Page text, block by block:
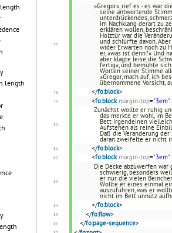
»Gregor«, rief es - es war
seine antwortende
unterdrückendes,
im Nachklang derart zu
erklären wollen,
Holztür war die
und schlürfte davon.
wider Erwarten noch zu
er, »was ist denn?« Und
aber klagte leise die
fertig«, und bemühte
Worten seiner Stimme
»Gregor, mach auf, ich
übernommene Vorsicht,
</fo:block>
<fo:block margin-top="3em"
Zunächst wollte er ruhig
das merkte er wohl, im
Bett irgendeinen
Aufstehen als reine
Daß die Veränderung
daran zweifelte er nicht
</fo:block>
<fo:block margin-top="3em"
Die Decke abzuwerfen
schwierig, besonders
er nur die vielen
Wollte er eines einmal
auszuführen, was er
nicht im Bett unnütz
</fo:block>
</fo:flow>
</fo:page-sequence>